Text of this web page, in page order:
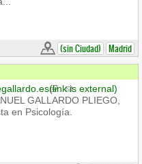
(sin Ciudad) Madrid
(link is external)
GALLARDO PLIEGO,
en Psicología.